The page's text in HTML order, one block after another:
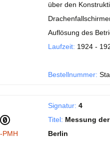
über den
Auflösung des
Laufzeit: 1924 -
Bestellnummer:
PMH
Signatur: 4
Titel: Messung
Berlin